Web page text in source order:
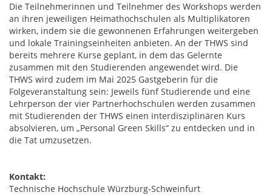
Die Teilnehmerinnen und Teilnehmer des Workshops werden
an ihren jeweiligen Heimathochschulen als Multiplikatoren
wirken, indem sie die gewonnenen Erfahrungen weitergeben
und lokale Trainingseinheiten anbieten. An der THWS sind
bereits mehrere Kurse geplant, in dem das Gelernte
zusammen mit den Studierenden angewendet wird. Die
THWS wird zudem im Mai 2025 Gastgeberin für die
Folgeveranstaltung sein: Jeweils fünf Studierende und eine
Lehrperson der vier Partnerhochschulen werden zusammen
mit Studierenden der THWS einen interdisziplinären Kurs
absolvieren, um „Personal Green Skills“ zu entdecken und in
die Tat umzusetzen.
Kontakt:
Technische Hochschule Würzburg-Schweinfurt